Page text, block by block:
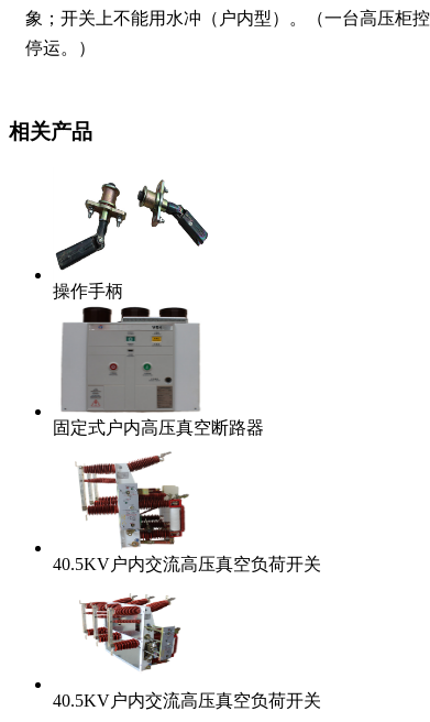
象；开关上不能用水冲（户内型）。（一台高压柜
停运。）
相关产品
操作手柄
固定式户内高压真空断路器
40.5KV户内交流高压真空负荷开关
40.5KV户内交流高压真空负荷开关